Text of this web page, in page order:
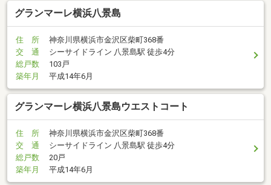
グランマーレ横浜八景島
住 所
神奈川県横浜市金沢区柴町368番
交 通
シーサイドライン 八景島駅 徒歩4分
総戸数
103戸
築年月
平成14年6月
グランマーレ横浜八景島ウエストコート
住 所
神奈川県横浜市金沢区柴町368番
交 通
シーサイドライン 八景島駅 徒歩4分
総戸数
20戸
築年月
平成14年6月